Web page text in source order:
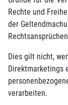
Rechte und
der
Dies gilt nicht,
Direktmarketings
verarbeiten.